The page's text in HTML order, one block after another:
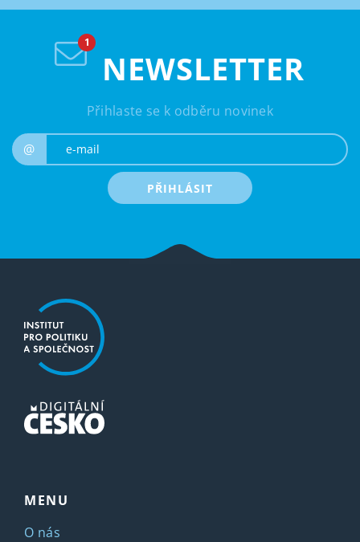
NEWSLETTER
Přihlaste se k odběru novinek
@
PŘIHLÁSIT
MENU
O nás